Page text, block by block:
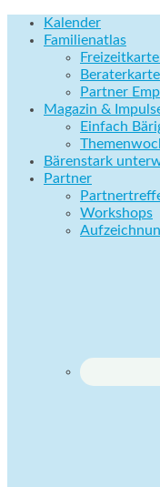
Kalender
Familienatlas
Beraterkarte
Partner
Magazin &
Einfach
Bärenstark
Partner
Workshops